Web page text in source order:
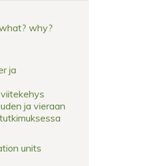
why?
ja
ja vieraan
units